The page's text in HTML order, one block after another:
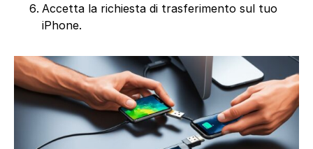
Accetta la richiesta di trasferimento sul tuo
iPhone.